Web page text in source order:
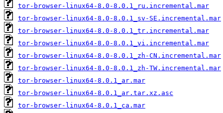
tor-browser-linux64-8.0-8.0.1_ru.incremental.mar
tor-browser-linux64-8.0-8.0.1_sv-SE.incremental.mar
tor-browser-linux64-8.0-8.0.1_tr.incremental.mar
tor-browser-linux64-8.0-8.0.1_vi.incremental.mar
tor-browser-linux64-8.0-8.0.1_zh-CN.incremental.mar
tor-browser-linux64-8.0-8.0.1_zh-TW.incremental.mar
tor-browser-linux64-8.0.1_ar.mar
tor-browser-linux64-8.0.1_ar.tar.xz.asc
tor-browser-linux64-8.0.1_ca.mar